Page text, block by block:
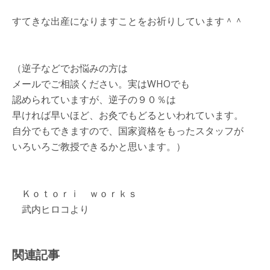
すてきな出産になりますことをお祈りしています＾＾
（逆子などでお悩みの方は
メールでご相談ください。実はWHOでも
認められていますが、逆子の９０％は
早ければ早いほど、お灸でもどるといわれています。
自分でもできますので、国家資格をもったスタッフが
いろいろご教授できるかと思います。）
Ｋｏｔｏｒｉ ｗｏｒｋｓ
武内ヒロコより
関連記事